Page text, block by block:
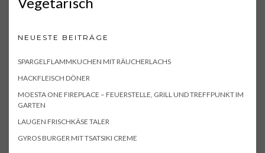
NEUESTE BEITRÄGE
SPARGELFLAMMKUCHEN MIT RÄUCHERLACHS
HACKFLEISCH DÖNER
MOESTA ONE FIREPLACE – FEUERSTELLE, GRILL UND TREFFPUNKT IM
GARTEN
LAUGEN FRISCHKÄSE TALER
GYROS BURGER MIT TSATSIKI CREME